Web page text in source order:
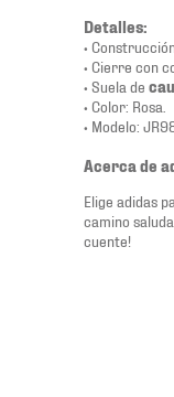
Detalles:
•
• Cierre con
• Suela de
• Color: Rosa.
• Modelo:
Acerca de
Elige adidas
camino
cuente!